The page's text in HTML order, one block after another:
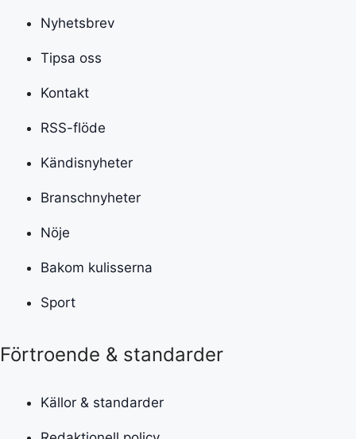
Nyhetsbrev
Tipsa oss
Kontakt
RSS-flöde
Kändisnyheter
Branschnyheter
Nöje
Bakom kulisserna
Sport
Förtroende & standarder
Källor & standarder